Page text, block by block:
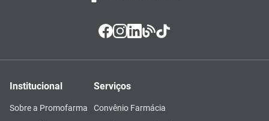
Institucional
Sobre a Promofarma
Serviços
Convênio Farmácia